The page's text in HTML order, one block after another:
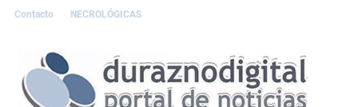
Contacto NECROLÓGICAS